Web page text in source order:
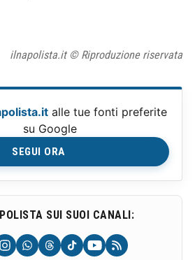
ilnapolista.it © Riproduzione riservata
alle tue fonti preferite
su Google
SEGUI ORA
SUI SUOI CANALI: